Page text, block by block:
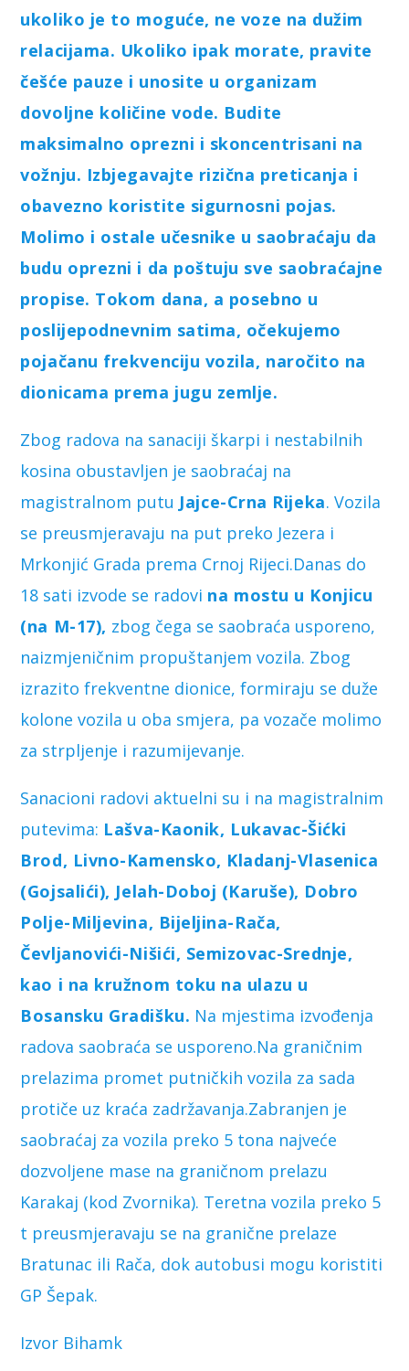
ukoliko je to moguće, ne voze na dužim
relacijama. Ukoliko ipak morate, pravite
češće pauze i unosite u organizam
dovoljne količine vode. Budite
maksimalno oprezni i skoncentrisani na
vožnju. Izbjegavajte rizična preticanja i
obavezno koristite sigurnosni pojas.
Molimo i ostale učesnike u saobraćaju da
budu oprezni i da poštuju sve saobraćajne
propise. Tokom dana, a posebno u
poslijepodnevnim satima, očekujemo
pojačanu frekvenciju vozila, naročito na
dionicama prema jugu zemlje.
Zbog radova na sanaciji škarpi i nestabilnih
kosina obustavljen je saobraćaj na
magistralnom putu Jajce-Crna Rijeka. Vozila
se preusmjeravaju na put preko Jezera i
Mrkonjić Grada prema Crnoj Rijeci.Danas do
18 sati izvode se radovi na mostu u Konjicu
(na M-17), zbog čega se saobraća usporeno,
naizmjeničnim propuštanjem vozila. Zbog
izrazito frekventne dionice, formiraju se duže
kolone vozila u oba smjera, pa vozače molimo
za strpljenje i razumijevanje.
Sanacioni radovi aktuelni su i na magistralnim
putevima: Lašva-Kaonik, Lukavac-Šićki
Brod, Livno-Kamensko, Kladanj-Vlasenica
(Gojsalići), Jelah-Doboj (Karuše), Dobro
Polje-Miljevina, Bijeljina-Rača,
Čevljanovići-Nišići, Semizovac-Srednje,
kao i na kružnom toku na ulazu u
Bosansku Gradišku. Na mjestima izvođenja
radova saobraća se usporeno.Na graničnim
prelazima promet putničkih vozila za sada
protiče uz kraća zadržavanja.Zabranjen je
saobraćaj za vozila preko 5 tona najveće
dozvoljene mase na graničnom prelazu
Karakaj (kod Zvornika). Teretna vozila preko 5
t preusmjeravaju se na granične prelaze
Bratunac ili Rača, dok autobusi mogu koristiti
GP Šepak.
Izvor Bihamk